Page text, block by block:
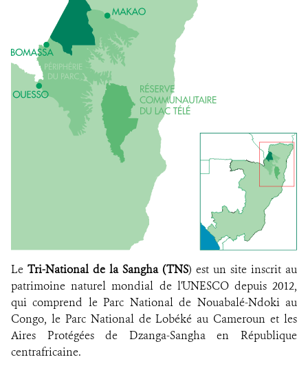
Le Tri-National de la Sangha (TNS) est un site inscrit au
patrimoine naturel mondial de l'UNESCO depuis 2012,
qui comprend le Parc National de Nouabalé-Ndoki au
Congo, le Parc National de Lobéké au Cameroun et les
Aires Protégées de Dzanga-Sangha en République
centrafricaine.